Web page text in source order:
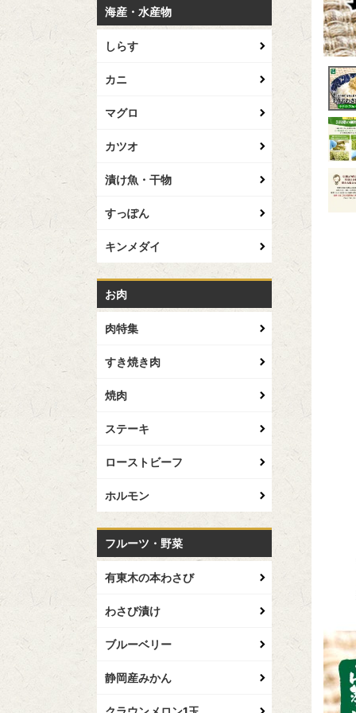
海産・水産物
しらす
カニ
マグロ
カツオ
漬け魚・干物
すっぽん
キンメダイ
お肉
肉特集
すき焼き肉
焼肉
ステーキ
ローストビーフ
ホルモン
フルーツ・野菜
有東木の本わさび
わさび漬け
ブルーベリー
静岡産みかん